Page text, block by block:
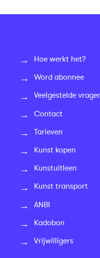
Hoe werkt het?
Word abonnee
Veelgestelde
Contact
Tarieven
Kunst kopen
Kunstuitleen
Kunst transport
ANBI
Kadobon
Vrijwilligers